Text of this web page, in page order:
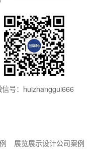
信号：huizhanggui666
展览展示设计公司案例